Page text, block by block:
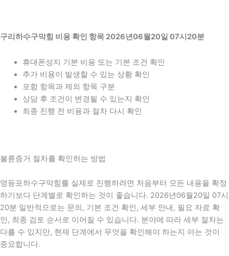
구리하수구막힘 비용 확인 항목 2026년06월20일 07시20분
휴대폰성지 기본 비용 또는 기본 조건 확인
추가 비용이 발생할 수 있는 상황 확인
포함 항목과 제외 항목 구분
상담 후 조건이 변경될 수 있는지 확인
최종 진행 전 비용과 절차 다시 확인
불륜증거 절차를 확인하는 방법
영등포하수구막힘를 실제로 진행하려면 처음부터 모든 내용을 확정
하기보다 단계별로 확인하는 것이 좋습니다. 2026년06월20일 07시
20분 일반적으로는 문의, 기본 조건 확인, 세부 안내, 필요 자료 확
인, 최종 검토 순서로 이어질 수 있습니다. 분야에 따라 세부 절차는
다를 수 있지만, 현재 단계에서 무엇을 확인해야 하는지 아는 것이
중요합니다.